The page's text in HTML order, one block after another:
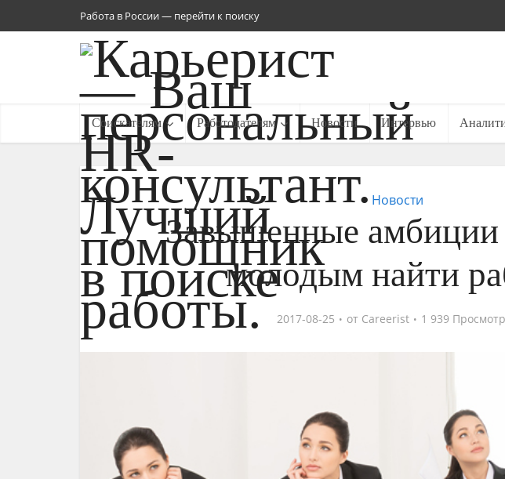
Работа в России — перейти к поиску
Соискателям Работодателям Новости Интервью
Новости
Завышенные
молодым найти
2017-08-25 от Careerist 1 939